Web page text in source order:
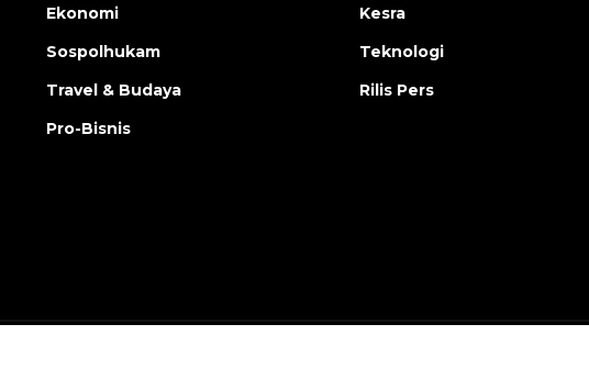
Ekonomi
Sospolhukam
Travel & Budaya
Pro-Bisnis
Kesra
Teknologi
Rilis Pers